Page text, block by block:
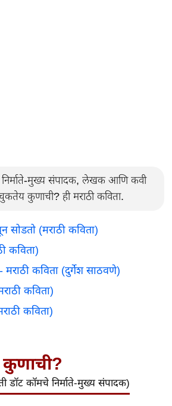
निर्माते-मुख्य संपादक, लेखक आणि कवी
कुणाची? ही मराठी कविता.
सोडतो (मराठी कविता)
कविता)
कविता (दुर्गेश साठवणे)
कविता)
कविता)
डॉट कॉमचे निर्माते-मुख्य संपादक)